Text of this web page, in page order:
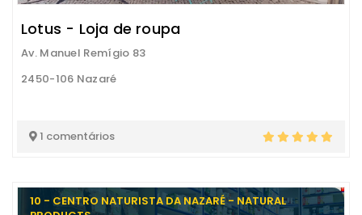
Lotus - Loja de roupa
Av. Manuel Remígio 83
2450-106 Nazaré
1 comentários
10 - CENTRO NATURISTA DA NAZARÉ - NATURAL